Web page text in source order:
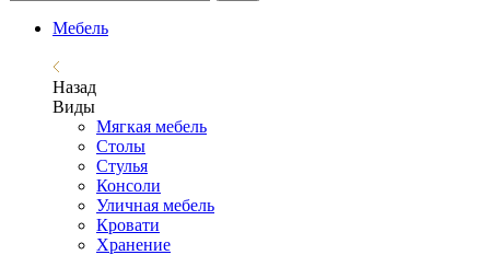
Мебель
Назад
Виды
Мягкая мебель
Столы
Стулья
Консоли
Уличная мебель
Кровати
Хранение